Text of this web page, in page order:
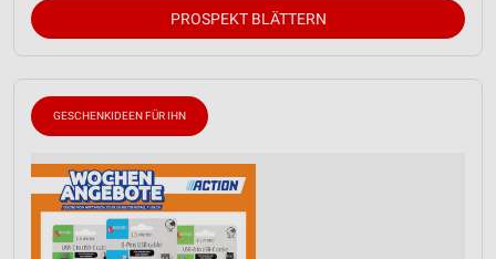
PROSPEKT BLÄTTERN
GESCHENKIDEEN FÜR IHN